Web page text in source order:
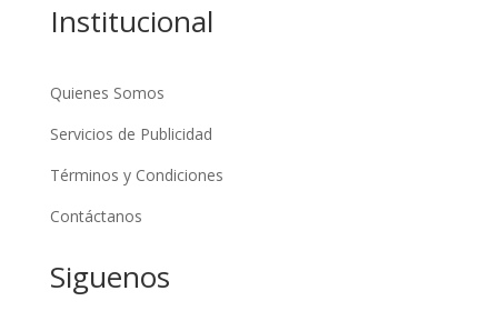
Institucional
Quienes Somos
Servicios de Publicidad
Términos y Condiciones
Contáctanos
Siguenos